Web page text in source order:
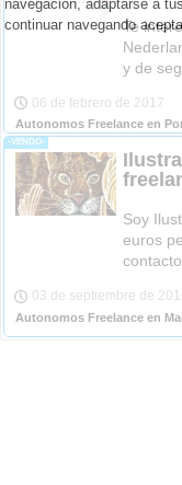
Te
y de
06 de febrero de 2017
Autonomos Freelance en
-VENDO-
Soy
euros
03 de septiembre de
Autonomos Freelance en
navegación, adaptarse a
continuar navegando